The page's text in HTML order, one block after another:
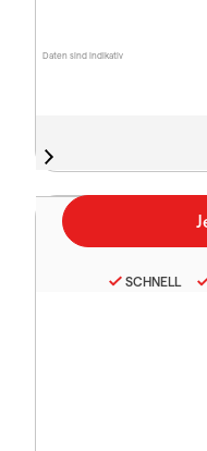
Daten sind indikativ
SCHNELL